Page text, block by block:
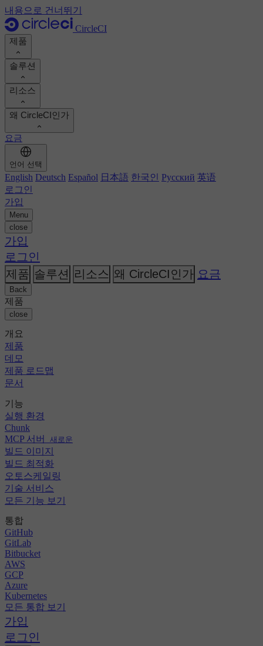
내용으로 건너뛰기
CircleCI
제품
제품
데모
제품 로드맵
실행 환경
Chunk
MCP 서버
빌드 이미지
빌드 최적화
오토스케일링
기술 서비스
GitHub
GitLab
Bitbucket
AWS
GCP
Azure
Kubernetes
솔루션
개발자
플랫폼 엔지니어
보안 엔지니어
엔지니어링 관리자
비즈니스 리더
AI 에이전트
자동화
지속적 통합
모바일
AI
릴리스 오케스트레이션
보안 및 규정 준수
엔터프라이즈
중소기업
스타트업
리소스
문서
지원 포털
Orbs 레지스트리
이미지 레지스트리
고객 사례
보고서 및 가이드
팟캐스트
블로그
주제
변경 로그
이벤트
오픈 소스
왜 CircleCI인가
ROI 계산하기
개발 생산성 향상
팀 벤치마킹
고객 성공 사례 보기
CircleCI 대 GitHub Actions
CircleCI 대 Harness
CircleCI 대 Buildkite
CircleCI 대 Jenkins
CircleCI 대 Bitrise
채용 정보
파트너
뉴스룸
요금
언어 선택
English Deutsch Español 日本語 한국인 Русский 英语
로그인
가입
Menu
close
가입
로그인
제품 솔루션 리소스 왜 CircleCI인가 요금
Back
제품
close
개요
제품
데모
제품 로드맵
문서
기능
실행 환경
Chunk
MCP 서버 새로운
빌드 이미지
빌드 최적화
오토스케일링
기술 서비스
모든 기능 보기
통합
GitHub
GitLab
Bitbucket
AWS
GCP
Azure
Kubernetes
모든 통합 보기
가입
로그인